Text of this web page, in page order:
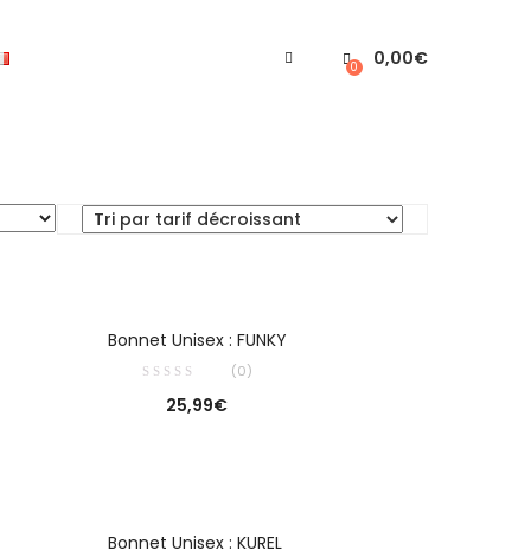
0 0,00€
Bonnet Unisex : FUNKY
(0)
25,99€
Bonnet Unisex : KUREL